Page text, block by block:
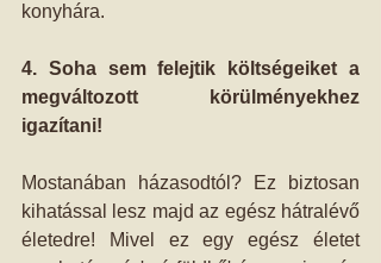
konyhára.
4. Soha sem felejtik költségeiket a
megváltozott körülményekhez
igazítani!
Mostanában házasodtól? Ez biztosan
kihatással lesz majd az egész hátralévő
életedre! Mivel ez egy egész életet